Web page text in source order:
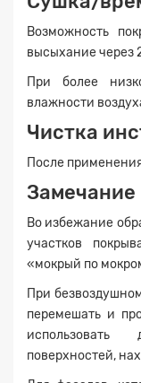
Возможность
высыхание через
При более
влажности
Чистка
После
Замечание
Во избежание
участков
«мокрый по
При
перемешать и
использовать
поверхностей,